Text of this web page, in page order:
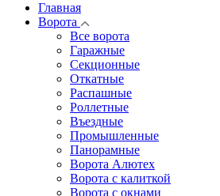
Главная
Ворота
Все ворота
Гаражные
Секционные
Откатные
Распашные
Роллетные
Въездные
Промышленные
Панорамные
Ворота Алютех
Ворота с калиткой
Ворота c окнами